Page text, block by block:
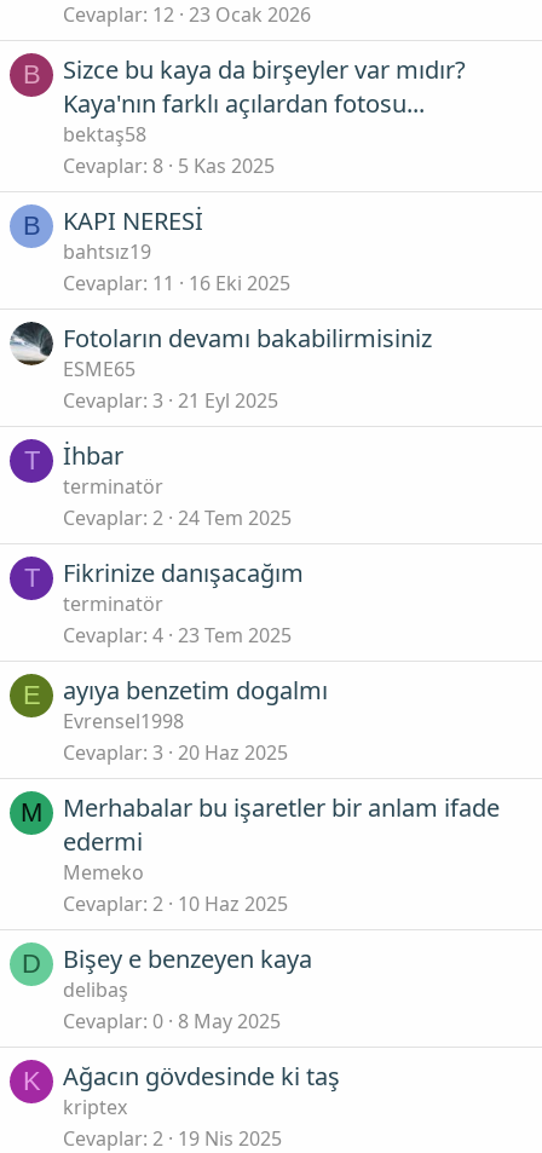
Cevaplar 12 23 Ocak 2026
B
Sizce bu kaya da birşeyler var mıdır?
Kaya'nın farklı açılardan fotosu...
bektaş58
Cevaplar 8 5 Kas 2025
B KAPI NERESİ
bahtsız19
Cevaplar 11 16 Eki 2025
Fotoların devamı bakabilirmisiniz
ESME65
Cevaplar 3 21 Eyl 2025
T İhbar
terminatör
Cevaplar 2 24 Tem 2025
T Fikrinize danışacağım
terminatör
Cevaplar 4 23 Tem 2025
E ayıya benzetim dogalmı
Evrensel1998
Cevaplar 3 20 Haz 2025
M
Merhabalar bu işaretler bir anlam ifade
edermi
Memeko
Cevaplar 2 10 Haz 2025
D Bişey e benzeyen kaya
delibaş
Cevaplar 0 8 May 2025
K Ağacın gövdesinde ki taş
kriptex
Cevaplar 2 19 Nis 2025